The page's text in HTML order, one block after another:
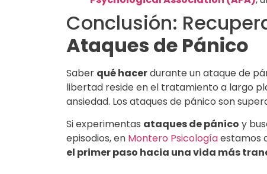
Conclusión:
Ataques de Pánico
Saber qué hacerdurante un ataque de
libertad reside en el tratamiento a largo
ansiedad. Los ataques de pánico son
Si experimentas ataques de pánico y
episodios, en Montero Psicologíaestamos
el primer paso hacia una vida más